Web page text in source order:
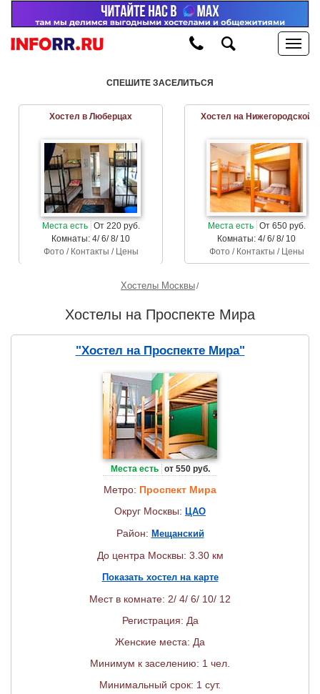
СПЕШИТЕ ЗАСЕЛИТЬСЯ
Хостел в Люберцах
Места есть От 220 руб.
Комнаты: 4/ 6/ 8/ 10
Фото / Контакты / Цены
Хостел на Нижегородской
Места есть От 650 руб.
Комнаты: 4/ 6/ 8/ 10
Фото / Контакты / Цены
Хостелы Москвы
Хостелы на Проспекте Мира
"Хостел на Проспекте Мира"
Места есть от 550 руб.
Метро: Проспект Мира
Округ Москвы: ЦАО
Район: Мещанский
До центра Москвы: 3.30 км
Показать хостел на карте
Мест в комнате: 2/ 4/ 6/ 10/ 12
Регистрация: Да
Женские места: Да
Минимум к заселению: 1 чел.
Минимальный срок: 1 сут.